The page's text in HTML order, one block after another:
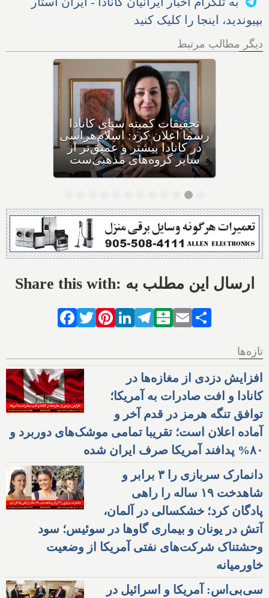
بپیوندید، اینجا را کلیک کنید
دیگر مطالب مرتبط
پلیس، محسن بیانی ۴۷ ساله که
متهم به حمله و شرارت از روی
نفرت در حمله به مسجدی در
شمال تورنتوست را دستگیر و
آزاد کرد
Share this with: ارسال این مطلب به
Facebook
TwitterPinterestLinkedIn
Telegram
Balatarin
Email
تازه‌ها
افزایش دزدی از مغازه‌ها در
کانادا و افت صادرات به آمریکا؛
توافق تنگه هرمز در قدم آخر و
آماده اعلان است؛ تقریبا تمامی موشک‌های دوربرد و
۸۰% پدافند آمریکا صرف ایران شده
دانمارک سربازی را ۳ برابر و
شاهدخت ۱۹ ساله را راهی
پادگان کرد؛ خشکسالی در آلمان،
آتش در یونان و بیماری گاوها در سوئیس؛ سود
وحشتناک شرکت‌های نفتی آمریکا از وضعیت
خاورمیانه
سی‌بی‌اس: آمریکا و اسرائیل در